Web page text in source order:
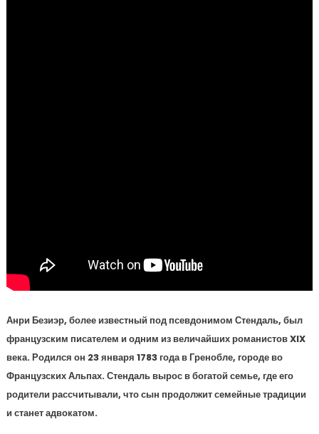
Анри Безиэр, более известный под псевдонимом Стендаль, был
французским писателем и одним из величайших романистов XIX
века. Родился он 23 января 1783 года в Гренобле, городе во
Французских Альпах. Стендаль вырос в богатой семье, где его
родители рассчитывали, что сын продолжит семейные традиции
и станет адвокатом.